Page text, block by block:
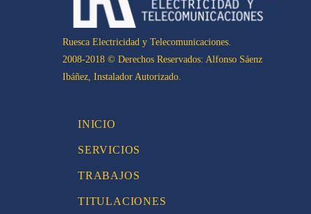
Ruesca Electricidad y Telecomunicaciones.
2008-2018 © Derechos Reservados: Alfonso Sáenz
Ibáñez, Instalador Autorizado.
INICIO
SERVICIOS
TRABAJOS
TITULACIONES